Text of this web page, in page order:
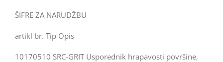
ŠIFRE ZA NARUDŽBU
artikl br. Tip Opis
10170510 SRC-GRIT Usporednik hrapavosti površine,